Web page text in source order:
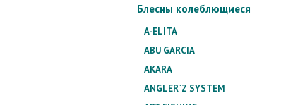
Блесны колеблющиеся
A-ELITA
ABU GARCIA
AKARA
ANGLER`Z SYSTEM